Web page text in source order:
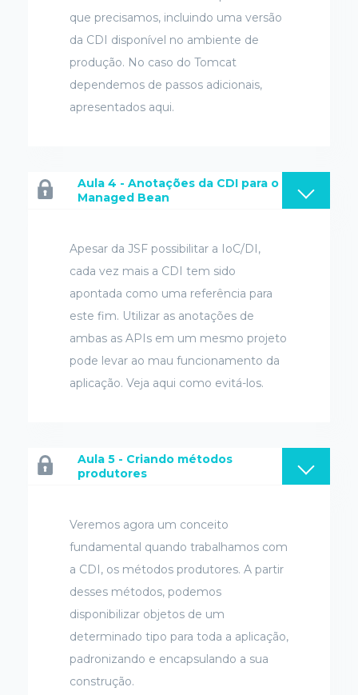
que precisamos, incluindo uma versão
da CDI disponível no ambiente de
produção. No caso do Tomcat
dependemos de passos adicionais,
apresentados aqui.
Aula 4 - Anotações da CDI para o
Managed Bean
Apesar da JSF possibilitar a IoC/DI,
cada vez mais a CDI tem sido
apontada como uma referência para
este fim. Utilizar as anotações de
ambas as APIs em um mesmo projeto
pode levar ao mau funcionamento da
aplicação. Veja aqui como evitá-los.
Aula 5 - Criando métodos
produtores
Veremos agora um conceito
fundamental quando trabalhamos com
a CDI, os métodos produtores. A partir
desses métodos, podemos
disponibilizar objetos de um
determinado tipo para toda a aplicação,
padronizando e encapsulando a sua
construção.